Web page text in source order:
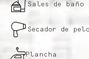
Sales de baño
Secador de pelo
Plancha